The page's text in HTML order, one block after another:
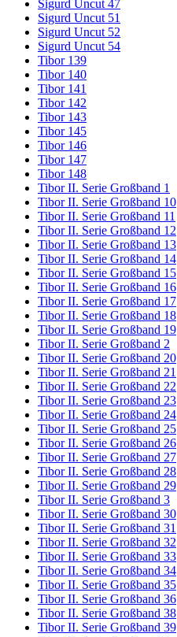
Sigurd Uncut 47
Sigurd Uncut 51
Sigurd Uncut 52
Sigurd Uncut 54
Tibor 139
Tibor 140
Tibor 141
Tibor 142
Tibor 143
Tibor 145
Tibor 146
Tibor 147
Tibor 148
Tibor II. Serie Großband 1
Tibor II. Serie Großband 10
Tibor II. Serie Großband 11
Tibor II. Serie Großband 12
Tibor II. Serie Großband 13
Tibor II. Serie Großband 14
Tibor II. Serie Großband 15
Tibor II. Serie Großband 16
Tibor II. Serie Großband 17
Tibor II. Serie Großband 18
Tibor II. Serie Großband 19
Tibor II. Serie Großband 2
Tibor II. Serie Großband 20
Tibor II. Serie Großband 21
Tibor II. Serie Großband 22
Tibor II. Serie Großband 23
Tibor II. Serie Großband 24
Tibor II. Serie Großband 25
Tibor II. Serie Großband 26
Tibor II. Serie Großband 27
Tibor II. Serie Großband 28
Tibor II. Serie Großband 29
Tibor II. Serie Großband 3
Tibor II. Serie Großband 30
Tibor II. Serie Großband 31
Tibor II. Serie Großband 32
Tibor II. Serie Großband 33
Tibor II. Serie Großband 34
Tibor II. Serie Großband 35
Tibor II. Serie Großband 36
Tibor II. Serie Großband 38
Tibor II. Serie Großband 39